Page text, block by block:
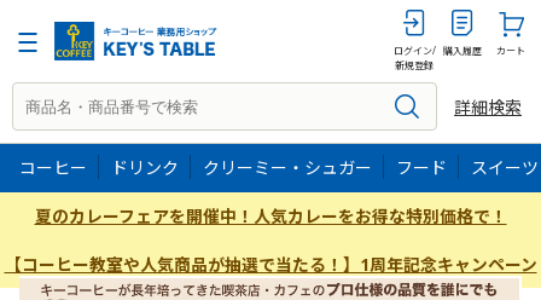
ログイン/
新規登録
購入履歴 カート
詳細検索
コーヒー ドリンク クリーミー・シュガー フード スイーツ
夏のカレーフェアを開催中！人気カレーをお得な特別価格で！
【コーヒー教室や人気商品が抽選で当たる！】1周年記念キャンペーン